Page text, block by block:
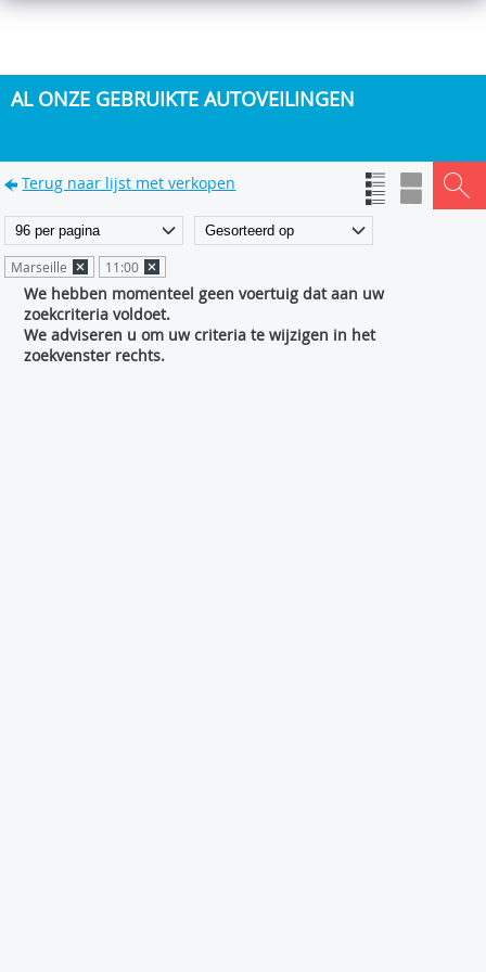
AL ONZE GEBRUIKTE AUTOVEILINGEN
Terug naar lijst met verkopen
Marseille 11:00
We hebben momenteel geen voertuig dat aan uw
zoekcriteria voldoet.
We adviseren u om uw criteria te wijzigen in het
zoekvenster rechts.